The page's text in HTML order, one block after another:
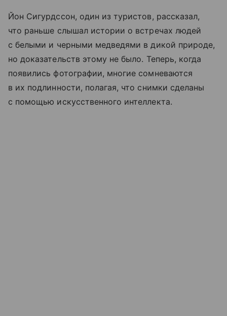
Йон Сигурдссон, один из туристов, рассказал,
что раньше слышал истории о встречах людей
с белыми и черными медведями в дикой природе,
но доказательств этому не было. Теперь, когда
появились фотографии, многие сомневаются
в их подлинности, полагая, что снимки сделаны
с помощью искусственного интеллекта.